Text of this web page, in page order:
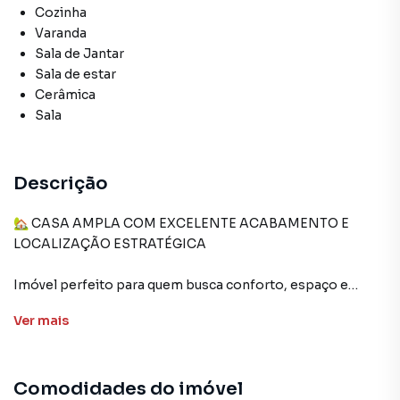
Cozinha
Varanda
Sala de Jantar
Sala de estar
Cerâmica
Sala
Descrição
🏡 CASA AMPLA COM EXCELENTE ACABAMENTO E
LOCALIZAÇÃO ESTRATÉGICA
Imóvel perfeito para quem busca conforto, espaço e
principais vias da região!
• 3 quartos bem distribuídos, sendo dois amplos e um
Ver mais
Comodidades do imóvel